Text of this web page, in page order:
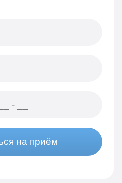
на приём